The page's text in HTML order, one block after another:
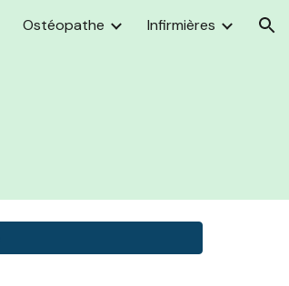
Ostéopathe Infirmières